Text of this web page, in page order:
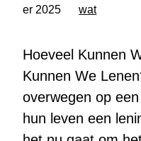
er 2025
wat
Hoeveel Kunnen
Kunnen We
overwegen op
hun leven een